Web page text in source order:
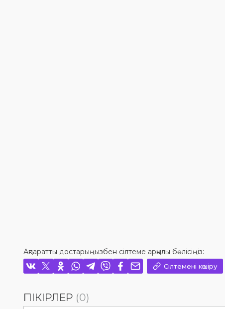
Ақпаратты достарыңызбен сілтеме арқылы бөлісіңіз:
Сілтемені көшіру
ПІКІРЛЕР (0)